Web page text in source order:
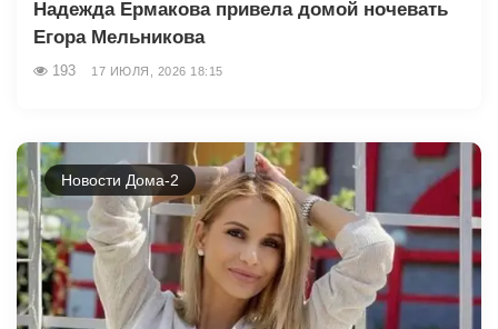
Надежда Ермакова привела домой ночевать
Егора Мельникова
193 17 ИЮЛЯ, 2026 18:15
Новости Дома-2